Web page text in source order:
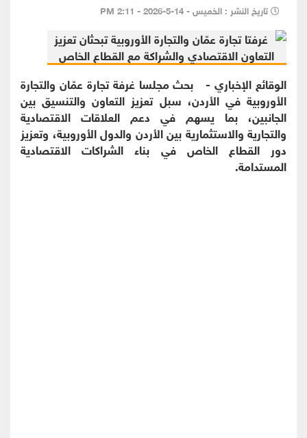
تاريخ النشر : الخميس - 14-5-2026 - 2:11 PM
الوقائع الإخباري - بحث مجلسا غرفة تجارة عمّان والتجارة
الأوروبية في الأردن، سبل تعزيز التعاون والتنسيق بين
الجانبين، بما يسهم في دعم العلاقات الاقتصادية
والتجارية والاستثمارية بين الأردن والدول الأوروبية، وتعزيز
دور القطاع الخاص في بناء الشراكات الاقتصادية
المستدامة.